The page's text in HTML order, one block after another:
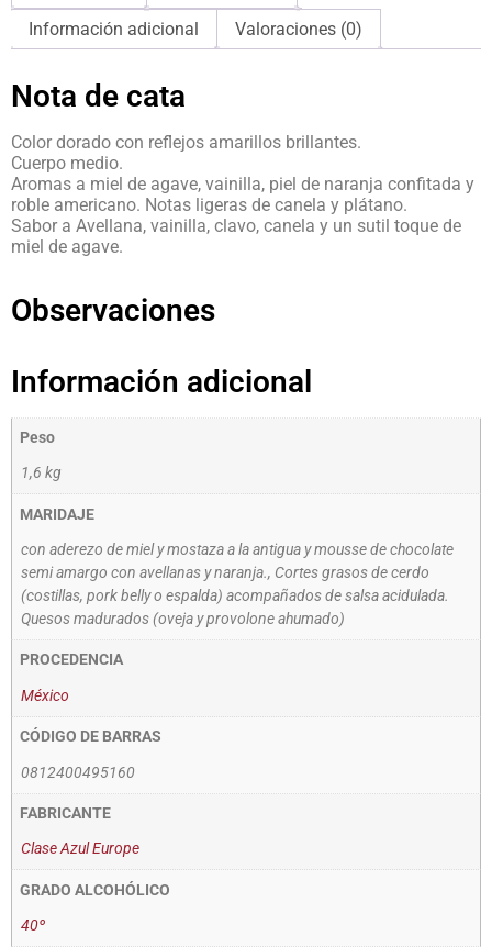
Información adicional
Valoraciones (0)
Nota de cata
Color dorado con reflejos amarillos brillantes.
Cuerpo medio.
Aromas a miel de agave, vainilla, piel de naranja confitada y
roble americano. Notas ligeras de canela y plátano.
Sabor a Avellana, vainilla, clavo, canela y un sutil toque de
miel de agave.
Observaciones
Información adicional
Peso
1,6 kg
MARIDAJE
con aderezo de miel y mostaza a la antigua y mousse de chocolate
semi amargo con avellanas y naranja., Cortes grasos de cerdo
(costillas, pork belly o espalda) acompañados de salsa acidulada.
Quesos madurados (oveja y provolone ahumado)
PROCEDENCIA
México
CÓDIGO DE BARRAS
0812400495160
FABRICANTE
Clase Azul Europe
GRADO ALCOHÓLICO
40º